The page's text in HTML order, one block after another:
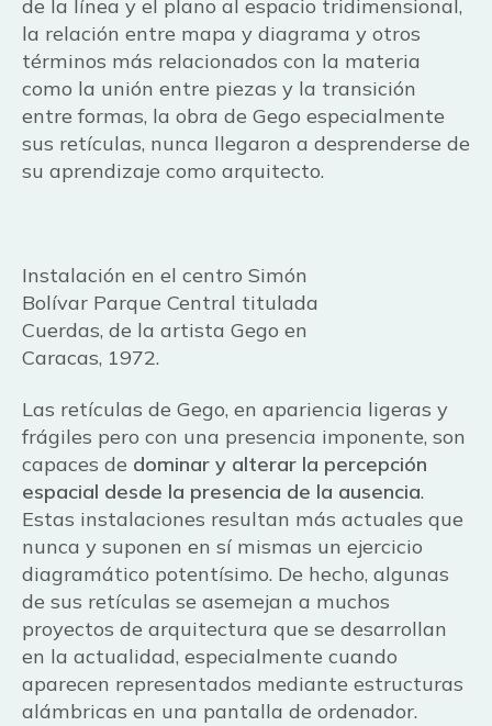
de la línea y el plano al espacio tridimensional,
la relación entre mapa y diagrama y otros
términos más relacionados con la materia
como la unión entre piezas y la transición
entre formas, la obra de Gego especialmente
sus retículas, nunca llegaron a desprenderse de
su aprendizaje como arquitecto.
Instalación en el centro Simón
Bolívar Parque Central titulada
Cuerdas, de la artista Gego en
Caracas, 1972.
Las retículas de Gego, en apariencia ligeras y
frágiles pero con una presencia imponente, son
capaces de dominar y alterar la percepción
espacial desde la presencia de la ausencia.
Estas instalaciones resultan más actuales que
nunca y suponen en sí mismas un ejercicio
diagramático potentísimo. De hecho, algunas
de sus retículas se asemejan a muchos
proyectos de arquitectura que se desarrollan
en la actualidad, especialmente cuando
aparecen representados mediante estructuras
alámbricas en una pantalla de ordenador.